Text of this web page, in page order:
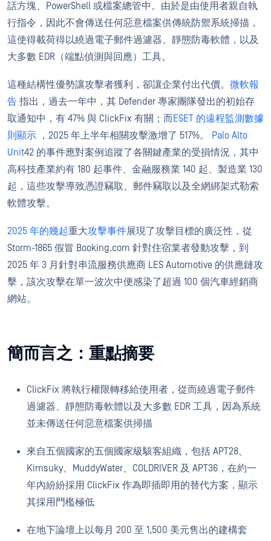
話方塊、PowerShell 或檔案總管中。由於是由使用者親自執
行指令，因此不會傳送任何惡意檔案供傳統防禦系統掃描，
這使得載荷得以繞過電子郵件過濾器、靜態防毒軟體，以及
大多數 EDR（端點偵測與回應）工具。
這種結構性優勢讓攻擊者獲利，卻讓企業付出代價。 微軟報
告 指出，過去一年中，其 Defender 專家團隊發出的初始存
取通知中，有 47% 與 ClickFix 有關；而ESET 的遠程監測數據
則顯示
，2025 年上半年相關攻擊激增了 517%。 Palo Alto
Unit42 的事件應對案例追蹤了各關鍵產業的受損情況，其中
高科技產業約有 180 起事件、金融服務業 140 起、製造業 130
起，這些攻擊導致憑證竊取、郵件竊取以及全網綁架式勒索
軟體攻擊。
2025 年的幾起重大攻擊事件展現了攻擊目標的廣泛性，從
Storm-1865 假冒 Booking.com 針對住宿業者發動攻擊，到
2025 年 3 月針對串流服務供應商 LES Automotive 的供應鏈攻
擊，該次攻擊在單一波次中便感染了超過 100 個汽車經銷商
網站。
簡而言之：重點摘要
ClickFix 將執行權限轉移給使用者，從而繞過電子郵件
過濾器、靜態防毒軟體以及大多數 EDR 工具，因為系統
並未傳送任何惡意檔案供掃描
來自五個國家的五個國家級駭客組織，包括 APT28、
Kimsuky、MuddyWater、COLDRIVER 及 APT36，在約一
年內紛紛採用 ClickFix 作為即插即用的替代方案，顯示
其採用門檻極低
在地下論壇上以每月 200 至 1,500 美元售出的建構套